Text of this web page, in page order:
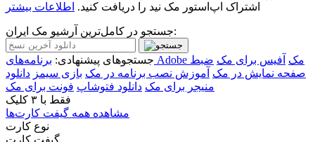
اشتراک اپ‌استور مک نید را دریافت کنید. اطلاعات بیشتر
جستجو در کامل‌ترین آرشیو مک ایران:
جستجوهای پیشنهادی: برنامه‌های Adobe مک آفیس برای مک ضبط
صفحه نمایش در مک آموزش نصب برنامه در مک بازی سیمز دانلود
منیجر برای مک دانلود فتوشاپ فونت برای مک
فقط با ۳ کلیک
مشاهده همه گیفت کارت‌ها
نوع کارت
گیفت کارت